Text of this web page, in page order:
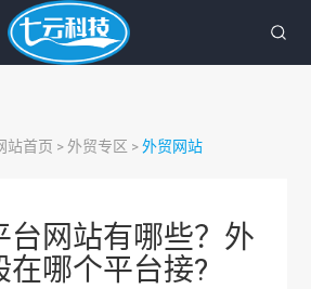
站首页 > 外贸专区 >外贸网站
台网站有哪些？外
在哪个平台接?